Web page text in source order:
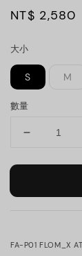
Regular
NT$ 2,580
大小
S M
數量
FA-P01 FLOM_X